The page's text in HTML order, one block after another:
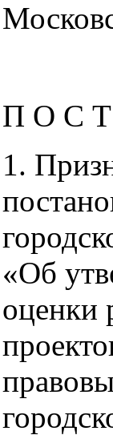
П О С
1.
«Об
оценки